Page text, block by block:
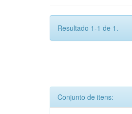
Resultado 1-1 de 1.
Conjunto de itens: